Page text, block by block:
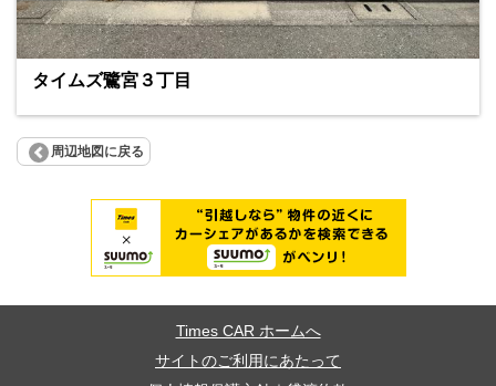
タイムズ鷺宮３丁目
周辺地図に戻る
Times CAR ホームへ
サイトのご利用にあたって